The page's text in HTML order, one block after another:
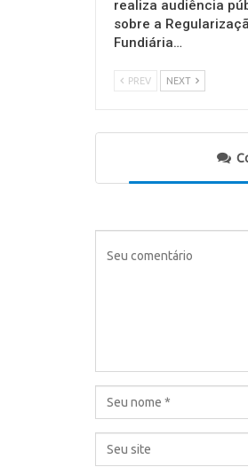
realiza audiência
sobre a
Fundiária…
PREV NEXT